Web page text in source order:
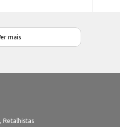
mais
Retalhistas